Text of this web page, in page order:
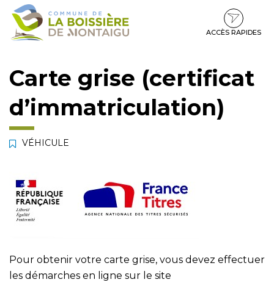
Gestion des traceurs
Aller
Aller
contenu
Aller
pied
ACCÈS RAPIDES
Carte grise (certificat
d’immatriculation)
VÉHICULE
Pour obtenir votre carte grise, vous devez effectuer
les démarches en ligne sur le site